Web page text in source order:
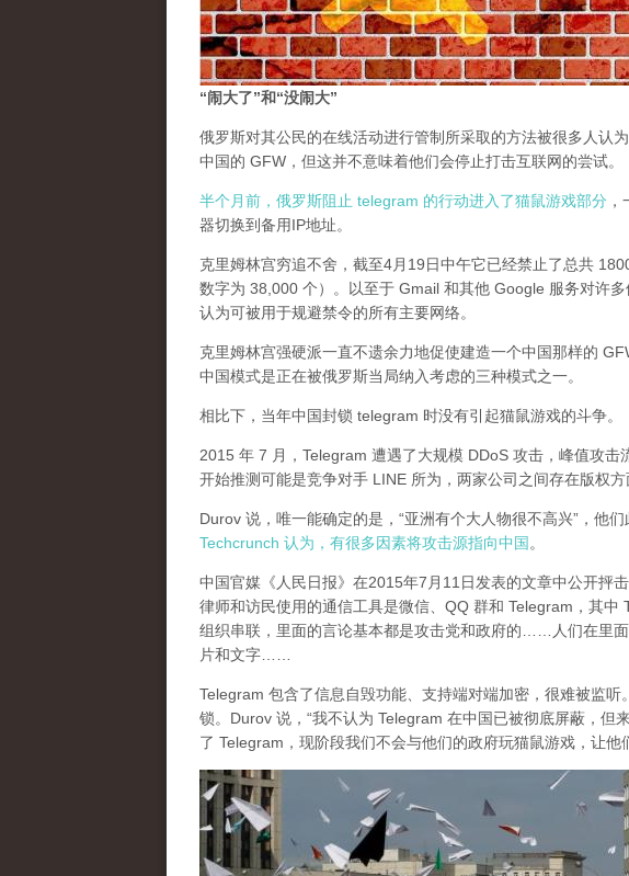
“闹大了”和“没闹大”
俄罗斯对其公民的在线活动进行管制所采取的方法被很多人认
中国的 GFW，但这并不意味着他们会停止打击互联网的尝试。
半个月前，俄罗斯阻止 telegram 的行动进入了猫鼠游戏部分
器切换到备用IP地址。
克里姆林宫穷追不舍，截至4月19日中午它已经禁止了总共
数字为 38,000 个）。以至于 Gmail 和其他 Google 服务对许
认为可被用于规避禁令的所有主要网络。
克里姆林宫强硬派一直不遗余力地促使建造一个中国那样的
中国模式是正在被俄罗斯当局纳入考虑的三种模式之一。
相比下，当年中国封锁 telegram 时没有引起猫鼠游戏的斗争。
2015 年 7 月，Telegram 遭遇了大规模 DDoS 攻击，峰值攻
开始推测可能是竞争对手 LINE 所为，两家公司之间存在版权
Durov 说，唯一能确定的是，“亚洲有个大人物很不高兴”，他
Techcrunch 认为，有很多因素将攻击源指向中国 。
中国官媒《人民日报》在2015年7月11日发表的文章中公开抨
律师和访民使用的通信工具是微信、QQ 群和 Telegram，其中
组织串联，里面的言论基本都是攻击党和政府的……人们在里
片和文字……
Telegram 包含了信息自毁功能、支持端对端加密，很难被监
锁。Durov 说，“我不认为 Telegram 在中国已被彻底屏蔽，但
了 Telegram，现阶段我们不会与他们的政府玩猫鼠游戏，让他